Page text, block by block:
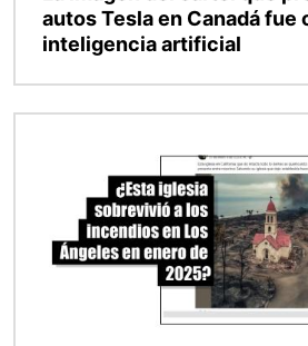
autos Tesla en Canadá fue
inteligencia artificial